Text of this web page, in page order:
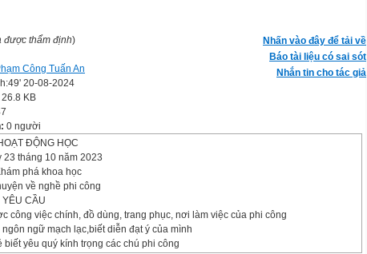
Nhấn vào đây để tải về
Báo tài liệu có sai sót
Nhắn tin cho tác giả
được thẩm định)
Công Tuấn An
20-08-2024
26.8 KB
0 người
ĐỘNG HỌC
23 tháng 10 năm 2023
phá khoa học
về nghề phi công
YÊU CẦU
công việc chính, đồ dùng, trang phục, nơi làm việc của phi công
ngôn ngữ mạch lạc,biết diễn đạt ý của mình
biết yêu quý kính trọng các chú phi công